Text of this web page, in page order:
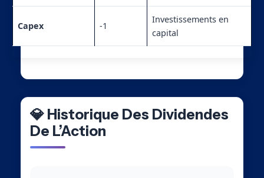
Capex -1
Investissements en
capital
💎 Historique Des Dividendes
De L’Action